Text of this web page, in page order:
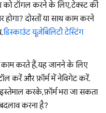
को टॉगल करने के लिए, टेक्स्ट की
होगा? दोस्तों या साथ काम करने
डिस्काउंट यूज़ेबिलिटी टेस्टिंग
काम करते हैं, यह जानने के लिए
करें और फ़ॉर्म में नेविगेट करें.
करके, फ़ॉर्म भरा जा सकता
करना है?